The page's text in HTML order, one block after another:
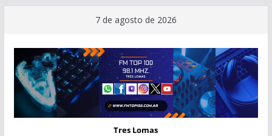
contenido
7 de agosto de 2026
Tres Lomas